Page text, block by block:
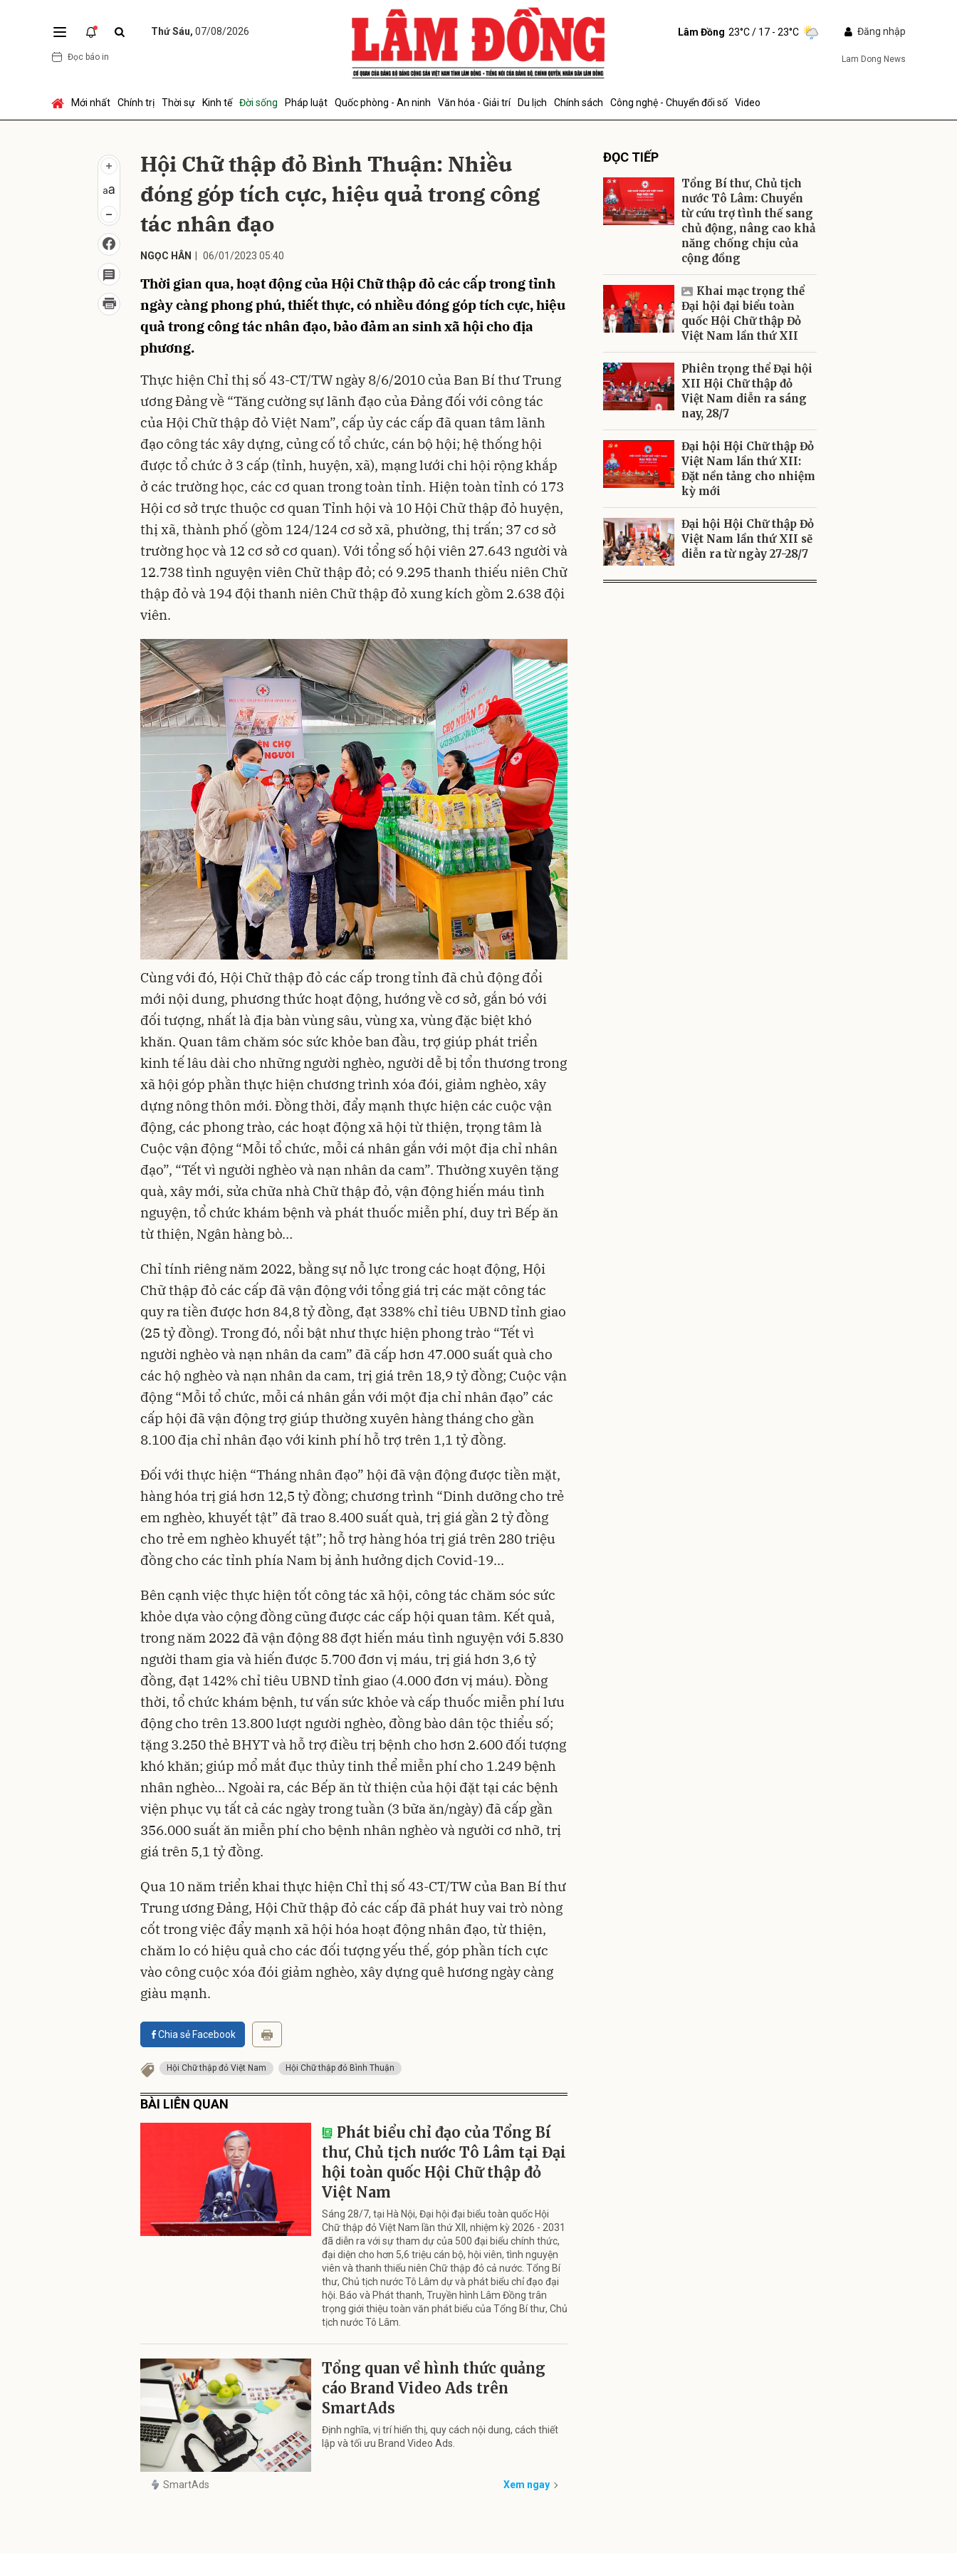
Thứ Sáu, 07/08/2026
Đọc báo in
Lâm Đồng 23°C/ 17 - 23°C Đăng nhập
Lam Dong News
Mới nhất Chính trị Thời sự Kinh tế Đời sống Pháp luật Quốc phòng - An ninh Văn hóa - Giải trí Du lịch Chính sách Công nghệ - Chuyển đổi số Video
Hội Chữ thập đỏ Bình Thuận: Nhiều
đóng góp tích cực, hiệu quả trong công
tác nhân đạo
NGỌC HÂN 06/01/2023 05:40
Thời gian qua, hoạt động của Hội Chữ thập đỏ các cấp trong tỉnh
ngày càng phong phú, thiết thực, có nhiều đóng góp tích cực, hiệu
quả trong công tác nhân đạo, bảo đảm an sinh xã hội cho địa
phương.
Thực hiện Chỉ thị số 43-CT/TW ngày 8/6/2010 của Ban Bí thư Trung
ương Đảng về “Tăng cường sự lãnh đạo của Đảng đối với công tác
của Hội Chữ thập đỏ Việt Nam”, cấp ủy các cấp đã quan tâm lãnh
đạo công tác xây dựng, củng cố tổ chức, cán bộ hội; hệ thống hội
được tổ chức ở 3 cấp (tỉnh, huyện, xã), mạng lưới chi hội rộng khắp
ở các trường học, các cơ quan trong toàn tỉnh. Hiện toàn tỉnh có 173
Hội cơ sở trực thuộc cơ quan Tỉnh hội và 10 Hội Chữ thập đỏ huyện,
thị xã, thành phố (gồm 124/124 cơ sở xã, phường, thị trấn; 37 cơ sở
trường học và 12 cơ sở cơ quan). Với tổng số hội viên 27.643 người và
12.738 tình nguyện viên Chữ thập đỏ; có 9.295 thanh thiếu niên Chữ
thập đỏ và 194 đội thanh niên Chữ thập đỏ xung kích gồm 2.638 đội
viên.
Cùng với đó, Hội Chữ thập đỏ các cấp trong tỉnh đã chủ động đổi
mới nội dung, phương thức hoạt động, hướng về cơ sở, gắn bó với
đối tượng, nhất là địa bàn vùng sâu, vùng xa, vùng đặc biệt khó
khăn. Quan tâm chăm sóc sức khỏe ban đầu, trợ giúp phát triển
kinh tế lâu dài cho những người nghèo, người dễ bị tổn thương trong
xã hội góp phần thực hiện chương trình xóa đói, giảm nghèo, xây
dựng nông thôn mới. Đồng thời, đẩy mạnh thực hiện các cuộc vận
động, các phong trào, các hoạt động xã hội từ thiện, trọng tâm là
Cuộc vận động “Mỗi tổ chức, mỗi cá nhân gắn với một địa chỉ nhân
đạo”, “Tết vì người nghèo và nạn nhân da cam”. Thường xuyên tặng
quà, xây mới, sửa chữa nhà Chữ thập đỏ, vận động hiến máu tình
nguyện, tổ chức khám bệnh và phát thuốc miễn phí, duy trì Bếp ăn
từ thiện, Ngân hàng bò…
Chỉ tính riêng năm 2022, bằng sự nỗ lực trong các hoạt động, Hội
Chữ thập đỏ các cấp đã vận động với tổng giá trị các mặt công tác
quy ra tiền được hơn 84,8 tỷ đồng, đạt 338% chỉ tiêu UBND tỉnh giao
(25 tỷ đồng). Trong đó, nổi bật như thực hiện phong trào “Tết vì
người nghèo và nạn nhân da cam” đã cấp hơn 47.000 suất quà cho
các hộ nghèo và nạn nhân da cam, trị giá trên 18,9 tỷ đồng; Cuộc vận
động “Mỗi tổ chức, mỗi cá nhân gắn với một địa chỉ nhân đạo” các
cấp hội đã vận động trợ giúp thường xuyên hàng tháng cho gần
8.100 địa chỉ nhân đạo với kinh phí hỗ trợ trên 1,1 tỷ đồng.
Đối với thực hiện “Tháng nhân đạo” hội đã vận động được tiền mặt,
hàng hóa trị giá hơn 12,5 tỷ đồng; chương trình “Dinh dưỡng cho trẻ
em nghèo, khuyết tật” đã trao 8.400 suất quà, trị giá gần 2 tỷ đồng
cho trẻ em nghèo khuyết tật”; hỗ trợ hàng hóa trị giá trên 280 triệu
đồng cho các tỉnh phía Nam bị ảnh hưởng dịch Covid-19...
Bên cạnh việc thực hiện tốt công tác xã hội, công tác chăm sóc sức
khỏe dựa vào cộng đồng cũng được các cấp hội quan tâm. Kết quả,
trong năm 2022 đã vận động 88 đợt hiến máu tình nguyện với 5.830
người tham gia và hiến được 5.700 đơn vị máu, trị giá hơn 3,6 tỷ
đồng, đạt 142% chỉ tiêu UBND tỉnh giao (4.000 đơn vị máu). Đồng
thời, tổ chức khám bệnh, tư vấn sức khỏe và cấp thuốc miễn phí lưu
động cho trên 13.800 lượt người nghèo, đồng bào dân tộc thiểu số;
tặng 3.250 thẻ BHYT và hỗ trợ điều trị bệnh cho hơn 2.600 đối tượng
khó khăn; giúp mổ mắt đục thủy tinh thể miễn phí cho 1.249 bệnh
nhân nghèo… Ngoài ra, các Bếp ăn từ thiện của hội đặt tại các bệnh
viện phục vụ tất cả các ngày trong tuần (3 bữa ăn/ngày) đã cấp gần
356.000 suất ăn miễn phí cho bệnh nhân nghèo và người cơ nhỡ, trị
giá trên 5,1 tỷ đồng.
Qua 10 năm triển khai thực hiện Chỉ thị số 43-CT/TW của Ban Bí thư
Trung ương Đảng, Hội Chữ thập đỏ các cấp đã phát huy vai trò nòng
cốt trong việc đẩy mạnh xã hội hóa hoạt động nhân đạo, từ thiện,
chăm lo có hiệu quả cho các đối tượng yếu thế, góp phần tích cực
vào công cuộc xóa đói giảm nghèo, xây dựng quê hương ngày càng
giàu mạnh.
Chia sẻ Facebook
Hội Chữ thập đỏ Việt Nam Hội Chữ thập đỏ Bình Thuận
BÀI LIÊN QUAN
Phát biểu chỉ đạo của Tổng Bí
thư, Chủ tịch nước Tô Lâm tại Đại
hội toàn quốc Hội Chữ thập đỏ
Việt Nam
Sáng 28/7, tại Hà Nội, Đại hội đại biểu toàn quốc Hội
Chữ thập đỏ Việt Nam lần thứ XII, nhiệm kỳ 2026 - 2031
đã diễn ra với sự tham dự của 500 đại biểu chính thức,
đại diện cho hơn 5,6 triệu cán bộ, hội viên, tình nguyện
viên và thanh thiếu niên Chữ thập đỏ cả nước. Tổng Bí
thư, Chủ tịch nước Tô Lâm dự và phát biểu chỉ đạo đại
hội. Báo và Phát thanh, Truyền hình Lâm Đồng trân
trọng giới thiệu toàn văn phát biểu của Tổng Bí thư, Chủ
tịch nước Tô Lâm.
Tổng quan về hình thức quảng
cáo Brand Video Ads trên
SmartAds
Định nghĩa, vị trí hiển thị, quy cách nội dung, cách thiết
lập và tối ưu Brand Video Ads.
SmartAds Xem ngay
ĐỌC TIẾP
Tổng Bí thư, Chủ tịch
nước Tô Lâm: Chuyển
từ cứu trợ tình thế sang
chủ động, nâng cao khả
năng chống chịu của
cộng đồng
Khai mạc trọng thể
Đại hội đại biểu toàn
quốc Hội Chữ thập Đỏ
Việt Nam lần thứ XII
Phiên trọng thể Đại hội
XII Hội Chữ thập đỏ
Việt Nam diễn ra sáng
nay, 28/7
Đại hội Hội Chữ thập Đỏ
Việt Nam lần thứ XII:
Đặt nền tảng cho nhiệm
kỳ mới
Đại hội Hội Chữ thập Đỏ
Việt Nam lần thứ XII sẽ
diễn ra từ ngày 27-28/7
Gửi bình luận